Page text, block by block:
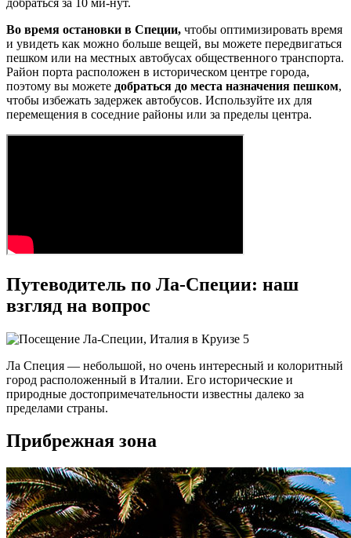
Во время остановки в Специи, чтобы оптимизировать время
и увидеть как можно больше вещей, вы можете передвигаться
пешком или на местных автобусах общественного транспорта.
Район порта расположен в историческом центре города,
поэтому вы можете добраться до места назначения пешком,
чтобы избежать задержек автобусов. Используйте их для
перемещения в соседние районы или за пределы центра.
Путеводитель по Ла-Специи: наш
взгляд на вопрос
Ла Специя — небольшой, но очень интересный и колоритный
город расположенный в Италии. Его исторические и
природные достопримечательности известны далеко за
пределами страны.
Прибрежная зона